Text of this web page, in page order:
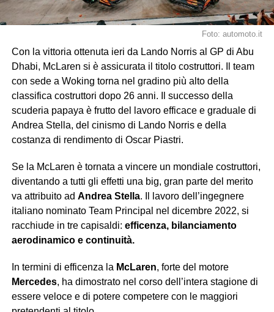
Foto: automoto.it
Con la vittoria ottenuta ieri da Lando Norris al GP di Abu
Dhabi, McLaren si è assicurata il titolo costruttori. Il team
con sede a Woking torna nel gradino più alto della
classifica costruttori dopo 26 anni. Il successo della
scuderia papaya è frutto del lavoro efficace e graduale di
Andrea Stella, del cinismo di Lando Norris e della
costanza di rendimento di Oscar Piastri.
Se la McLaren è tornata a vincere un mondiale costruttori,
diventando a tutti gli effetti una big, gran parte del merito
va attribuito ad Andrea Stella. Il lavoro dell’ingegnere
italiano nominato Team Principal nel dicembre 2022, si
racchiude in tre capisaldi: efficenza, bilanciamento
aerodinamico e continuità.
In termini di efficenza la McLaren, forte del motore
Mercedes, ha dimostrato nel corso dell’intera stagione di
essere veloce e di potere competere con le maggiori